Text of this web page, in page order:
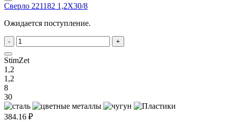
Сверло 221182 1,2X30/8
Ожидается поступление.
- +
StimZet
1,2
1,2
8
30
384.16 ₽